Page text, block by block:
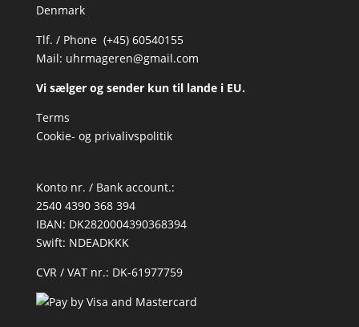
Denmark
Tlf. / Phone (+45) 60540155
Mail: uhrmageren@gmail.com
Vi sælger og sender kun til lande i EU.
Terms
Cookie- og privalivspolitik
Konto nr. / Bank account.:
2540 4390 368 394
IBAN: DK2820004390368394
Swift: NDEADKKK
CVR / VAT nr.: DK-61977759